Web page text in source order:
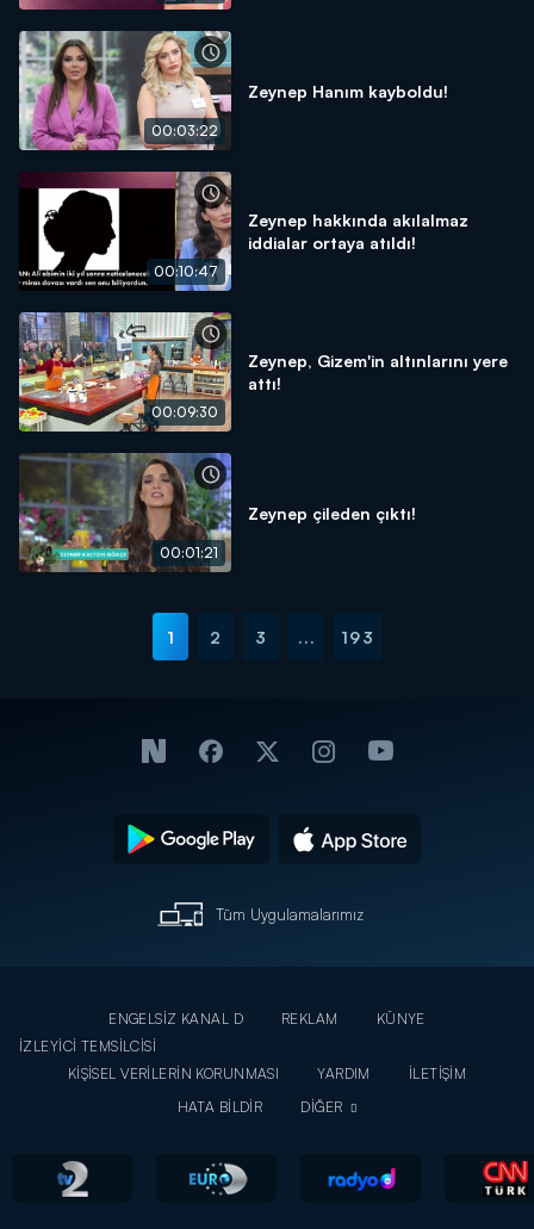
00:03:22
Zeynep Hanım kayboldu!
00:10:47
Zeynep hakkında akılalmaz
iddialar ortaya atıldı!
00:09:30
Zeynep, Gizem'in altınlarını yere
attı!
00:01:21
Zeynep çileden çıktı!
1 2 3 ... 193
Tüm Uygulamalarımız
ENGELSİZ KANAL D REKLAM
KÜNYE
İZLEYİCİ TEMSİLCİSİ
KİŞİSEL VERİLERİN KORUNMASI
YARDIM
İLETİŞİM
HATA BİLDİR
DİĞER